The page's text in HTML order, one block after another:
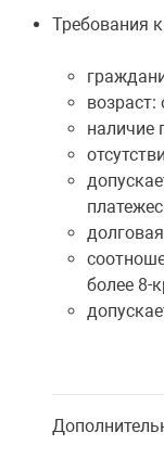
Требования
наличие
более 8-